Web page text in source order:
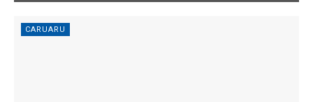
CARUARU